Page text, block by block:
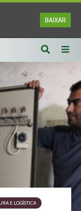
BAIXAR
E LOGÍSTICA